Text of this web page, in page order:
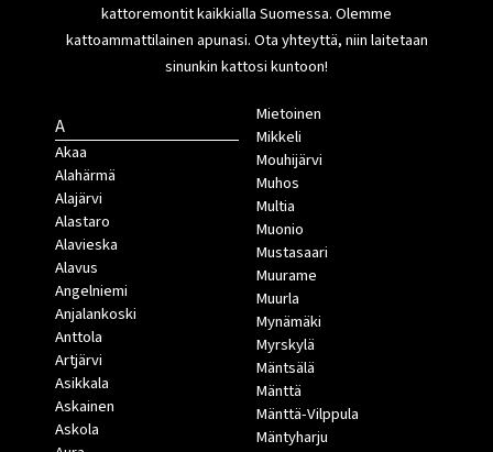
kattoremontit kaikkialla Suomessa. Olemme
kattoammattilainen apunasi. Ota yhteyttä, niin laitetaan
sinunkin kattosi kuntoon!
A
Akaa
Alahärmä
Alajärvi
Alastaro
Alavieska
Alavus
Angelniemi
Anjalankoski
Anttola
Artjärvi
Asikkala
Askainen
Askola
Mietoinen
Mikkeli
Mouhijärvi
Muhos
Multia
Muonio
Mustasaari
Muurame
Muurla
Mynämäki
Myrskylä
Mäntsälä
Mänttä
Mänttä-Vilppula
Mäntyharju